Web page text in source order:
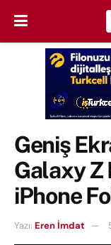
Geniş
Galaxy Z
iPhone
Yazı: Eren İmdat